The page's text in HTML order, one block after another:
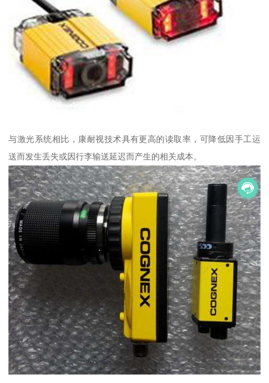
与激光系统相比，康耐视技术具有更高的读取率，可降低因手工运
送而发生丢失或因行李输送延迟而产生的相关成本。